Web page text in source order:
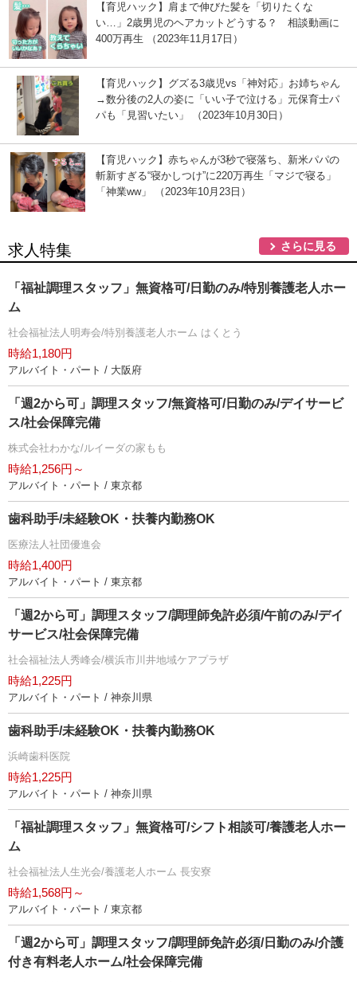
【育児ハック】肩まで伸びた髪を「切りたくな
い…」2歳男児のヘアカットどうする？ 相談動画に
400万再生 （2023年11月17日）
【育児ハック】グズる3歳児vs「神対応」お姉ちゃん
→数分後の2人の姿に「いい子で泣ける」元保育士パ
パも「見習いたい」 （2023年10月30日）
【育児ハック】赤ちゃんが3秒で寝落ち、新米パパの
斬新すぎる“寝かしつけ”に220万再生「マジで寝る」
「神業ww」 （2023年10月23日）
求人特集 さらに見る
「福祉調理スタッフ」無資格可/日勤のみ/特別養護老人ホー
ム
社会福祉法人明寿会/特別養護老人ホーム はくとう
時給1,180円
アルバイト・パート / 大阪府
「週2から可」調理スタッフ/無資格可/日勤のみ/デイサービ
ス/社会保障完備
株式会社わかな/ルイーダの家もも
時給1,256円～
アルバイト・パート / 東京都
歯科助手/未経験OK・扶養内勤務OK
医療法人社団優進会
時給1,400円
アルバイト・パート / 東京都
「週2から可」調理スタッフ/調理師免許必須/午前のみ/デイ
サービス/社会保障完備
社会福祉法人秀峰会/横浜市川井地域ケアプラザ
時給1,225円
アルバイト・パート / 神奈川県
歯科助手/未経験OK・扶養内勤務OK
浜崎歯科医院
時給1,225円
アルバイト・パート / 神奈川県
「福祉調理スタッフ」無資格可/シフト相談可/養護老人ホー
ム
社会福祉法人生光会/養護老人ホーム 長安寮
時給1,568円～
アルバイト・パート / 東京都
「週2から可」調理スタッフ/調理師免許必須/日勤のみ/介護
付き有料老人ホーム/社会保障完備